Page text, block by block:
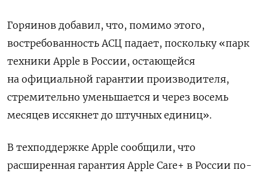
Горяинов добавил, что, помимо этого,
востребованность АСЦ падает, поскольку «парк
техники Apple в России, остающейся
на официальной гарантии производителя,
стремительно уменьшается и через восемь
месяцев иссякнет до штучных единиц».
В техподдержке Apple сообщили, что
расширенная гарантия Apple Care+ в России по-